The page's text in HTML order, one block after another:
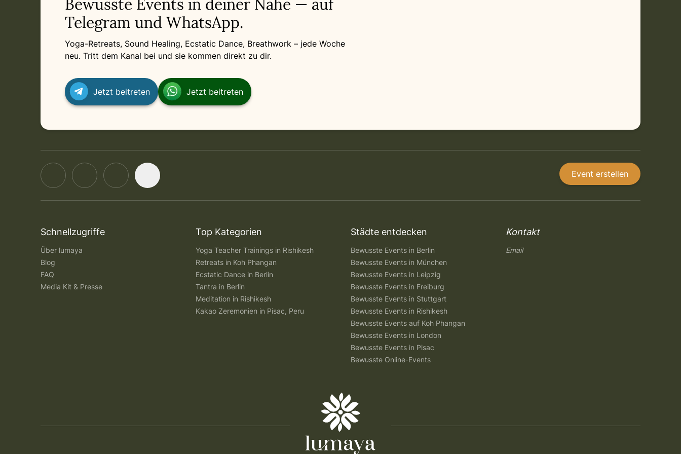
Bewusste Events in deiner Nähe — auf
Telegram und WhatsApp.
Yoga-Retreats, Sound Healing, Ecstatic Dance, Breathwork – jede Woche
neu. Tritt dem Kanal bei und sie kommen direkt zu dir.
Jetzt beitreten Jetzt beitreten
Event erstellen
Schnellzugriffe
Über lumaya
Blog
FAQ
Media Kit & Presse
Top Kategorien
Yoga Teacher Trainings in Rishikesh
Retreats in Koh Phangan
Ecstatic Dance in Berlin
Tantra in Berlin
Meditation in Rishikesh
Kakao Zeremonien in Pisac, Peru
Städte entdecken
Bewusste Events in Berlin
Bewusste Events in München
Bewusste Events in Leipzig
Bewusste Events in Freiburg
Bewusste Events in Stuttgart
Bewusste Events in Rishikesh
Bewusste Events auf Koh Phangan
Bewusste Events in London
Bewusste Events in Pisac
Bewusste Online-Events
Kontakt
Email